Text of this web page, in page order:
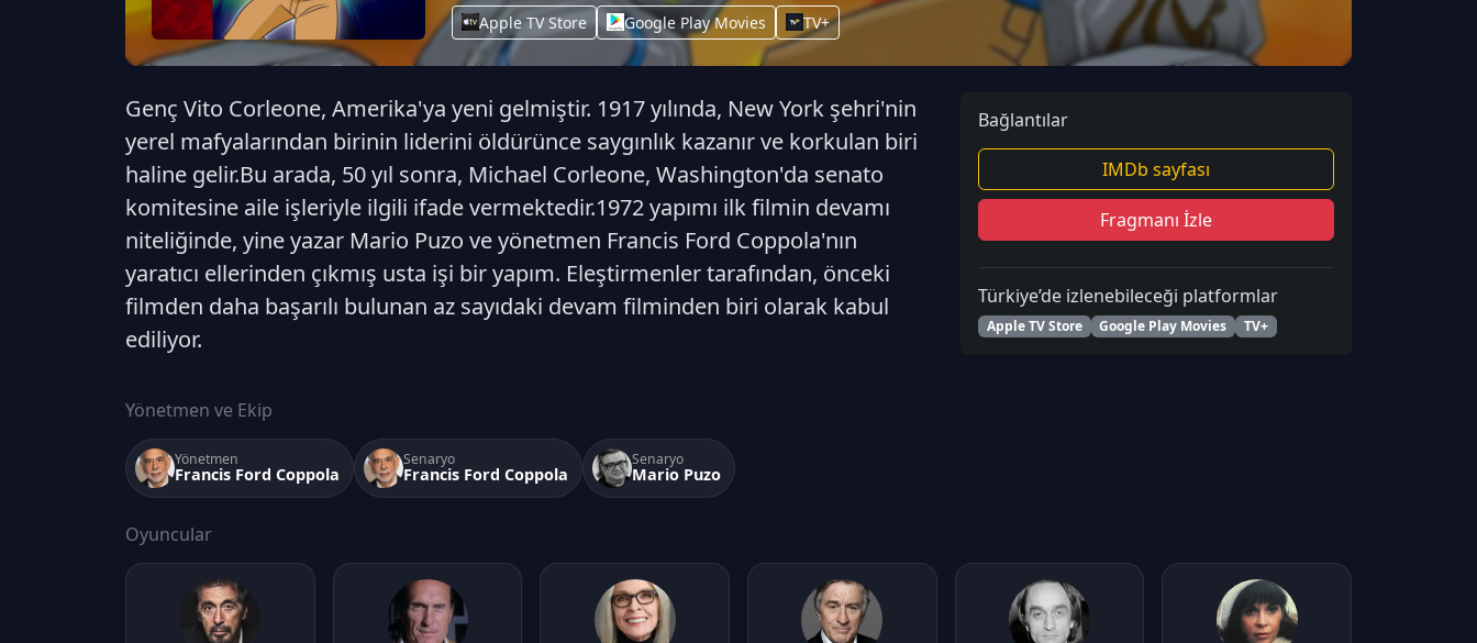
Apple TV Store Google Play Movies TV+
Genç Vito Corleone, Amerika'ya yeni gelmiştir. 1917 yılında, New York şehri'nin
yerel mafyalarından birinin liderini öldürünce saygınlık kazanır ve korkulan biri
haline gelir.Bu arada, 50 yıl sonra, Michael Corleone, Washington'da senato
komitesine aile işleriyle ilgili ifade vermektedir.1972 yapımı ilk filmin devamı
niteliğinde, yine yazar Mario Puzo ve yönetmen Francis Ford Coppola'nın
yaratıcı ellerinden çıkmış usta işi bir yapım. Eleştirmenler tarafından, önceki
filmden daha başarılı bulunan az sayıdaki devam filminden biri olarak kabul
ediliyor.
Bağlantılar
IMDb sayfası
Fragmanı İzle
Türkiye’de izlenebileceği platformlar
Apple TV Store Google Play Movies TV+
Yönetmen ve Ekip
Yönetmen
Francis Ford Coppola
Senaryo
Francis Ford Coppola
Senaryo
Mario Puzo
Oyuncular